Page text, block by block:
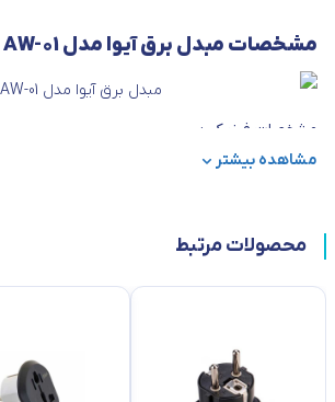
مشخصات مبدل برق آیوا مدل AW-01
مشخصات فیزیکی :
حداکثر توان قابل پشتیبانی
مشاهده بیشتر
محصولات مرتبط